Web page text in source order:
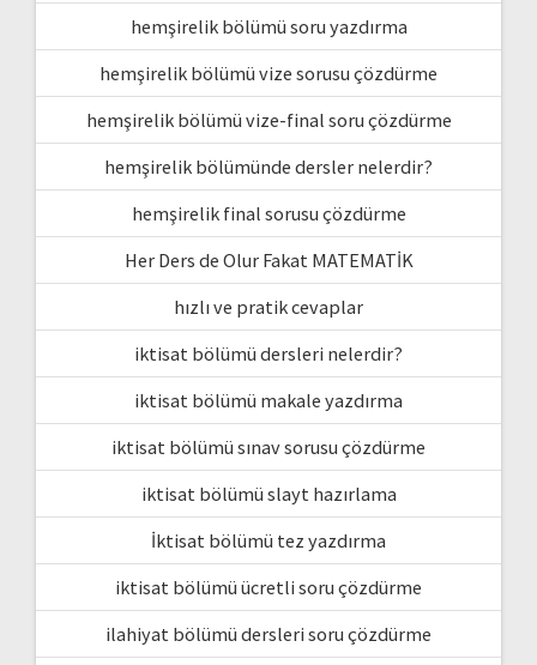
hemşirelik bölümü soru yazdırma
hemşirelik bölümü vize sorusu çözdürme
hemşirelik bölümü vize-final soru çözdürme
hemşirelik bölümünde dersler nelerdir?
hemşirelik final sorusu çözdürme
Her Ders de Olur Fakat MATEMATİK
hızlı ve pratik cevaplar
iktisat bölümü dersleri nelerdir?
iktisat bölümü makale yazdırma
iktisat bölümü sınav sorusu çözdürme
iktisat bölümü slayt hazırlama
İktisat bölümü tez yazdırma
iktisat bölümü ücretli soru çözdürme
ilahiyat bölümü dersleri soru çözdürme